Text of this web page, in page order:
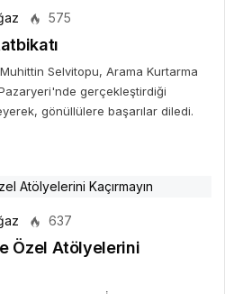
575
Selvitopu, Arama Kurtarma
gerçekleştirdiği
gönüllülere başarılar diledi.
637
Özel Atölyelerini